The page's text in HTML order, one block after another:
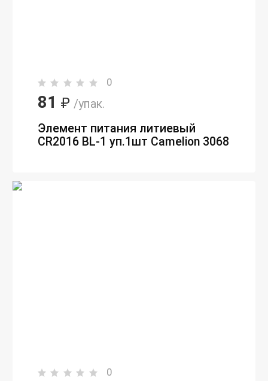
0
81 ₽ /упак.
Элемент питания литиевый
CR2016 BL-1 уп.1шт Camelion 3068
0